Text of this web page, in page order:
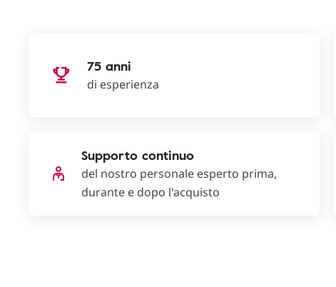
75 anni
di esperienza
Supporto continuo
del nostro personale esperto prima,
durante e dopo l'acquisto